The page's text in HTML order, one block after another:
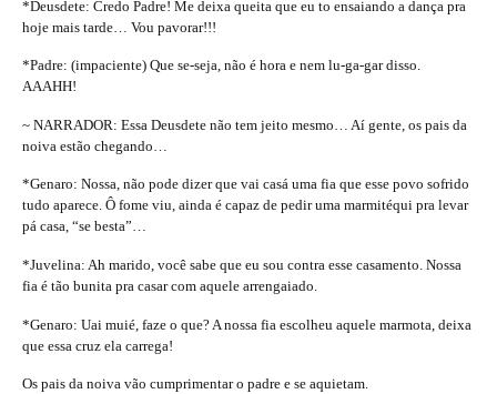
*Deusdete: Credo Padre! Me deixa queita que eu to ensaiando a dança pra
hoje mais tarde… Vou pavorar!!!
*Padre: (impaciente) Que se-seja, não é hora e nem lu-ga-gar disso.
AAAHH!
~ NARRADOR: Essa Deusdete não tem jeito mesmo… Aí gente, os pais da
noiva estão chegando…
*Genaro: Nossa, não pode dizer que vai casá uma fia que esse povo sofrido
tudo aparece. Ô fome viu, ainda é capaz de pedir uma marmitéqui pra levar
pá casa, “se besta”…
*Juvelina: Ah marido, você sabe que eu sou contra esse casamento. Nossa
fia é tão bunita pra casar com aquele arrengaiado.
*Genaro: Uai muié, faze o que? A nossa fia escolheu aquele marmota, deixa
que essa cruz ela carrega!
Os pais da noiva vão cumprimentar o padre e se aquietam.